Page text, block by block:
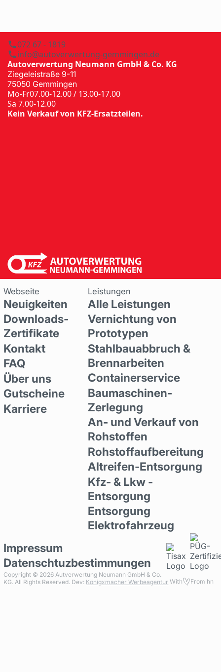
072 67 - 1819
info@autoverwertung-gemmingen.de
Autoverwertung Neumann GmbH & Co. KG
Ziegeleistraße 9-11
75050 Gemmingen
Mo-Fr07.00-12.00 / 13.00-17.00
Sa 7.00-12.00
Kein Verkauf von KFZ-Ersatzteilen.
Webseite
Neuigkeiten
Downloads-
Zertifikate
Kontakt
FAQ
Über uns
Gutscheine
Karriere
Leistungen
Alle Leistungen
Vernichtung von
Prototypen
Stahlbauabbruch &
Brennarbeiten
Containerservice
Baumaschinen-
Zerlegung
An- und Verkauf von
Rohstoffen
Rohstoffaufbereitung
Altreifen-Entsorgung
Kfz- & Lkw -
Entsorgung
Entsorgung
Elektrofahrzeug
Impressum
Datenschtuzbestimmungen
Copyright © 2026 Autverwertung Neumann GmbH & Co.
KG. All Rights Reserved. Dev: Königxmacher Werbeagentur With From hn